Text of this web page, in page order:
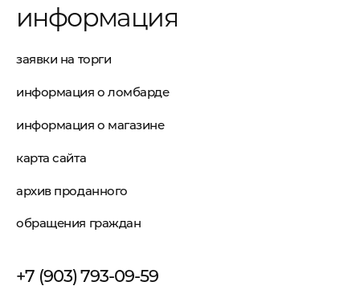
информация
заявки на торги
информация о ломбарде
информация о магазине
карта сайта
архив проданного
обращения граждан
+7 (903) 793-09-59